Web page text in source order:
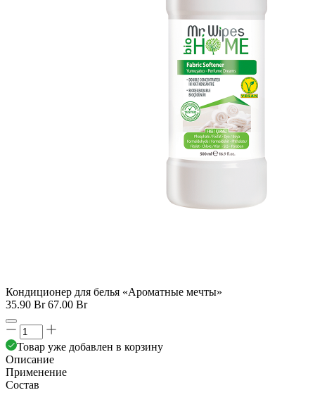
Кондиционер для белья «Ароматные мечты»
35.90 Br 67.00 Br
Товар уже добавлен в корзину
Описание
Применение
Состав